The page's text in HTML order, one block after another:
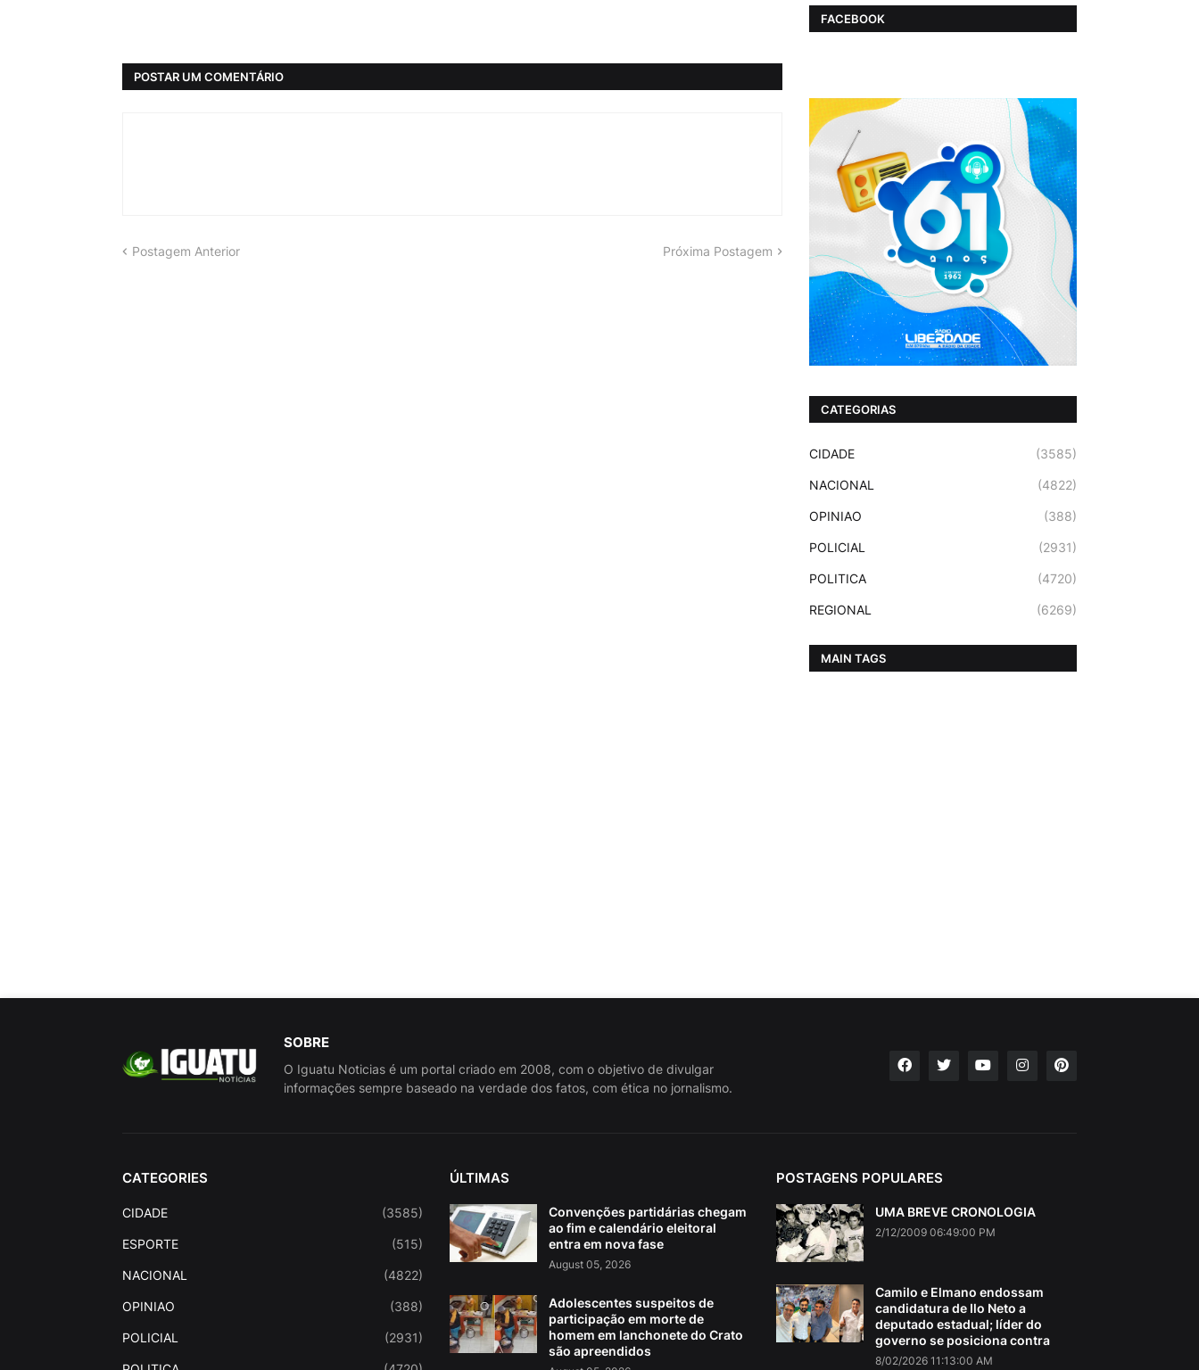
POSTAR UM COMENTÁRIO
Postagem Anterior Próxima Postagem
FACEBOOK
CATEGORIAS
CIDADE (3585)
NACIONAL (4822)
OPINIAO (388)
POLICIAL (2931)
POLITICA (4720)
REGIONAL (6269)
MAIN TAGS
SOBRE
O Iguatu Noticias é um portal criado em 2008, com o objetivo de divulgar
informações sempre baseado na verdade dos fatos, com ética no jornalismo.
CATEGORIES
CIDADE (3585)
ESPORTE (515)
NACIONAL (4822)
OPINIAO (388)
POLICIAL (2931)
ÚLTIMAS
Convenções partidárias chegam
ao fim e calendário eleitoral
entra em nova fase
August 05, 2026
Adolescentes suspeitos de
participação em morte de
homem em lanchonete do Crato
são apreendidos
POSTAGENS POPULARES
UMA BREVE CRONOLOGIA
2/12/2009 06:49:00 PM
Camilo e Elmano endossam
candidatura de Ilo Neto a
deputado estadual; líder do
governo se posiciona contra
8/02/2026 11:13:00 AM